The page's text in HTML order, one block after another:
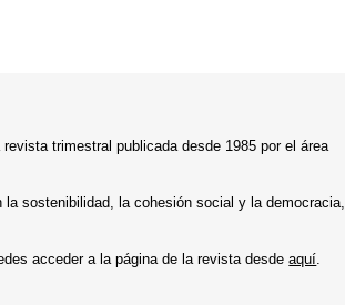
trimestral publicada desde 1985 por el área
sostenibilidad, la cohesión social y la democracia,
acceder a la página de la revista desdeaquí.